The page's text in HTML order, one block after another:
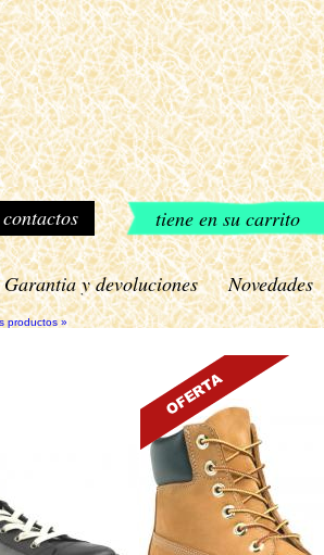
contactos tiene en su carrito
y devoluciones Novedades
productos »